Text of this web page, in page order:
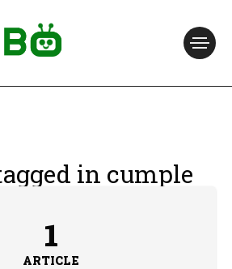
in cumple
1
ARTICLE